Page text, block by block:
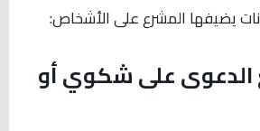
يضيفها المشرع على الأشخاص:
الدعوى على شكوي أو